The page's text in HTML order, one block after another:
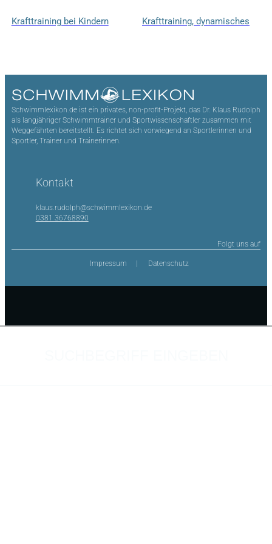
Krafttraining bei Kindern Krafttraining, dynamisches
Schwimmlexikon.de ist ein privates, non-profit-Projekt, das Dr. Klaus Rudolph
als langjähriger Schwimmtrainer und Sportwissenschaftler zusammen mit
Weggefährten bereitstellt. Es richtet sich vorwiegend an Sportlerinnen und
Sportler, Trainer und Trainerinnen.
Kontakt
klaus.rudolph@schwimmlexikon.de
0381 36768890
Folgt uns auf
Impressum Datenschutz